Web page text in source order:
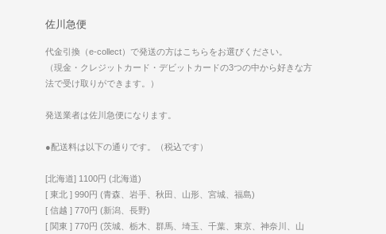
佐川急便
代金引換（e-collect）で発送の方はこちらをお選びください。
（現金・クレジットカード・デビットカードの3つの中から好きな方
法で受け取りができます。）
発送業者は佐川急便になります。
●配送料は以下の通りです。（税込です）
[北海道] 1100円 (北海道)
[ 東北 ] 990円 (青森、岩手、秋田、山形、宮城、福島)
[ 信越 ] 770円 (新潟、長野)
[ 関東 ] 770円 (茨城、栃木、群馬、埼玉、千葉、東京、神奈川、山